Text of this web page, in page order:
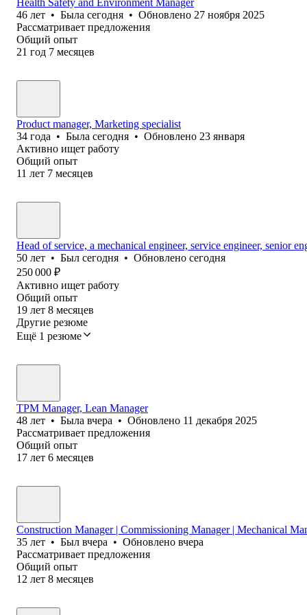
46 лет • Была сегодня • Обновлено 27 ноября 2025
Рассматривает предложения
Общий опыт
21 год 7 месяцев
Product manager, Marketing specialist
34 года • Была сегодня • Обновлено 23 января
Активно ищет работу
Общий опыт
11 лет 7 месяцев
Head of service, a mechanical engineer, service engineer, senior
50 лет • Был сегодня • Обновлено сегодня
250 000 ₽
Активно ищет работу
Общий опыт
19 лет 8 месяцев
Другие резюме
Ещё 1 резюме
ТРМ Manager, Lean Manager
48 лет • Была вчера • Обновлено 11 декабря 2025
Рассматривает предложения
Общий опыт
17 лет 6 месяцев
Construction Manager | Commissioning Manager | Mechanical
35 лет • Был вчера • Обновлено вчера
Рассматривает предложения
Общий опыт
12 лет 8 месяцев